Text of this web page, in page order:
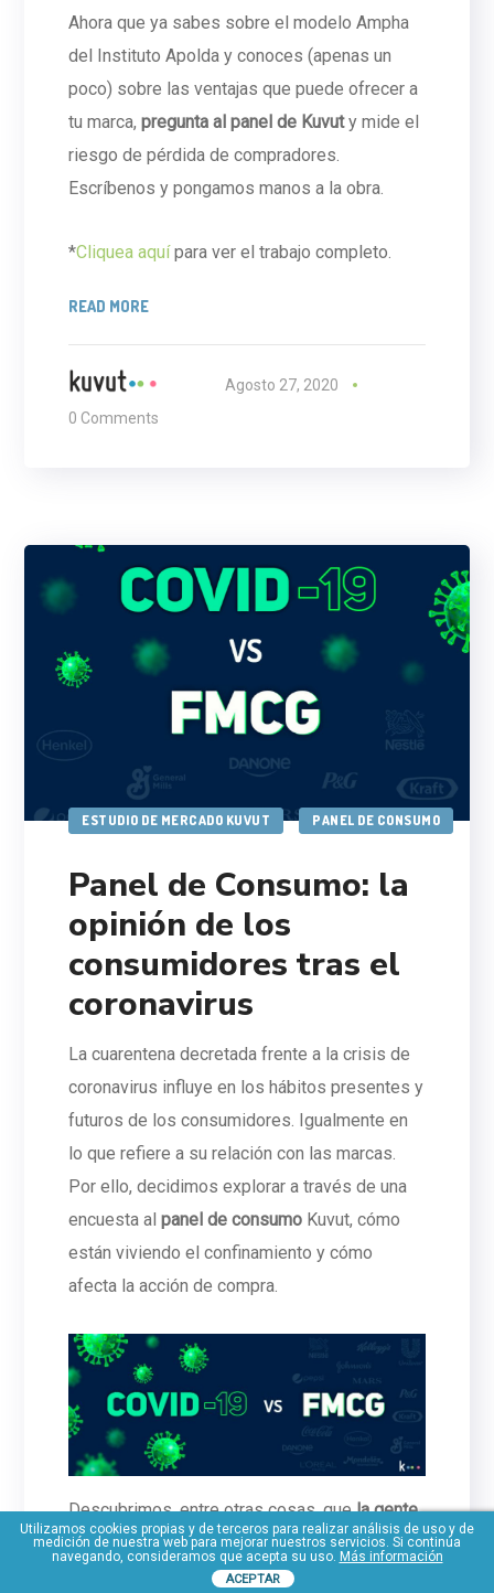
Ahora que ya sabes sobre el modelo Ampha
del Instituto Apolda y conoces (apenas un
poco) sobre las ventajas que puede ofrecer a
tu marca,pregunta al panel de Kuvuty mide el
riesgo de pérdida de compradores.
Escríbenos y pongamos manos a la obra.
*Cliquea aquípara ver el trabajo completo.
READ MORE
Agosto 27, 2020
0 Comments
ESTUDIO DE MERCADO KUVUT PANEL DE CONSUMO
Panel de Consumo: la
opinión de los
consumidores tras el
coronavirus
La cuarentena decretada frente a la crisis de
coronavirus influye en los hábitos presentes y
futuros de los consumidores. Igualmente en
lo que refiere a su relación con las marcas.
Por ello, decidimos explorar a través de una
encuesta alpanel de consumo Kuvut, cómo
están viviendo el confinamiento y cómo
afecta la acción de compra.
Descubrimos, entre otras cosas, quela gente
tiene ganas de darse caprichos a nivel físico
Aunque al mismo tiempo,
Utilizamos cookies propias y de terceros para realizar análisis de uso y de
medición de nuestra web para mejorar nuestros servicios. Si continúa
navegando, consideramos que acepta su uso. Más información
ACEPTAR